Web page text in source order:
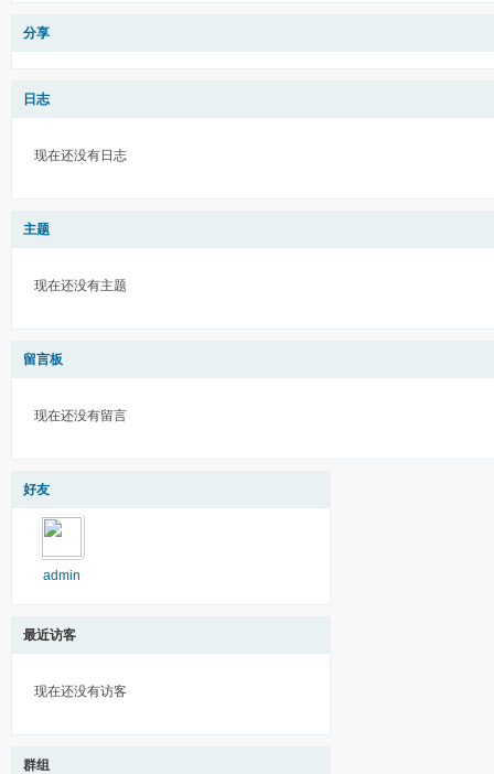
分享
日志
现在还没有日志
主题
现在还没有主题
留言板
现在还没有留言
好友
admin
最近访客
现在还没有访客
群组